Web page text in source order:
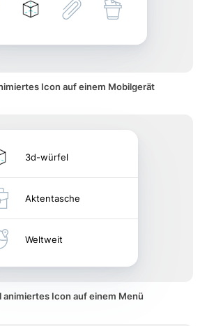
Icon auf einem Mobilgerät
3d-würfel
Aktentasche
Weltweit
Icon auf einem Menü